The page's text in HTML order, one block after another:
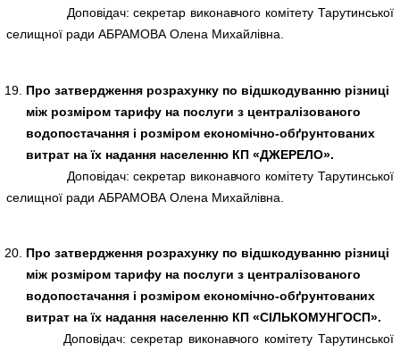
Доповідач: секретар виконавчого комітету Тарутинської
селищної ради АБРАМОВА Олена Михайлівна.
Про затвердження розрахунку по відшкодуванню різниці
між розміром тарифу на послуги з централізованого
водопостачання і розміром економічно-обґрунтованих
витрат на їх надання населенню КП «ДЖЕРЕЛО».
Доповідач: секретар виконавчого комітету Тарутинської
селищної ради АБРАМОВА Олена Михайлівна.
Про затвердження розрахунку по відшкодуванню різниці
між розміром тарифу на послуги з централізованого
водопостачання і розміром економічно-обґрунтованих
витрат на їх надання населенню КП «СІЛЬКОМУНГОСП».
Доповідач: секретар виконавчого комітету Тарутинської